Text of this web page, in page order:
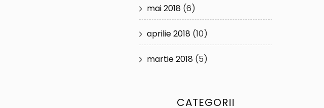
mai 2018(6)
aprilie 2018(10)
martie 2018(5)
CATEGORII